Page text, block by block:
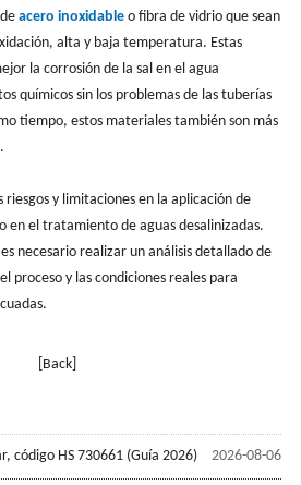
acero inoxidableo fibra de vidrio que sean
alta y baja temperatura. Estas
la corrosión de la sal en el agua
químicos sin los problemas de las tuberías
tiempo, estos materiales también son más
y limitaciones en la aplicación de
en el tratamiento de aguas desalinizadas.
necesario realizar un análisis detallado de
proceso y las condiciones reales para
[Back]
2026-08-06
código HS 730661 (Guía 2026)